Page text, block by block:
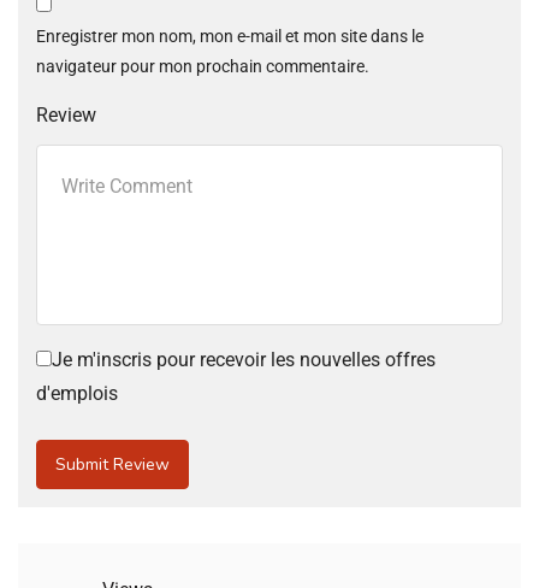
Enregistrer mon nom, mon e-mail et mon site dans le
navigateur pour mon prochain commentaire.
Review
Je m'inscris pour recevoir les nouvelles offres
d'emplois